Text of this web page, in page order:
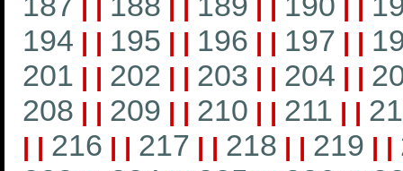
| | | | | | | |
194 | | 195 | | 196 | | 197 | |
201 | | 202 | | 203 | | 204 | |
208 | | 209 | | 210 | | 211 | |
| | 216 | | 217 | | 218 | | 219 | |